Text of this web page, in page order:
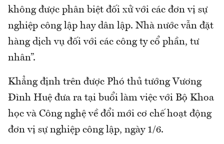
không được phân biệt đối xử với các đơn vị sự
nghiệp công lập hay dân lập. Nhà nước vẫn đặt
hàng dịch vụ đối với các công ty cổ phần, tư
nhân”.
Khẳng định trên được Phó thủ tướng Vương
Đình Huệ đưa ra tại buổi làm việc với Bộ Khoa
học và Công nghệ về đổi mới cơ chế hoạt động
đơn vị sự nghiệp công lập, ngày 1/6.